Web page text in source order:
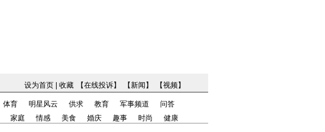
设为首页 收藏 【在线投诉】 【新闻 】 【视频】
体育 明星风云 供求 教育 军事频道
问答
家庭 情感 美食 婚庆 趣事 时尚 健康